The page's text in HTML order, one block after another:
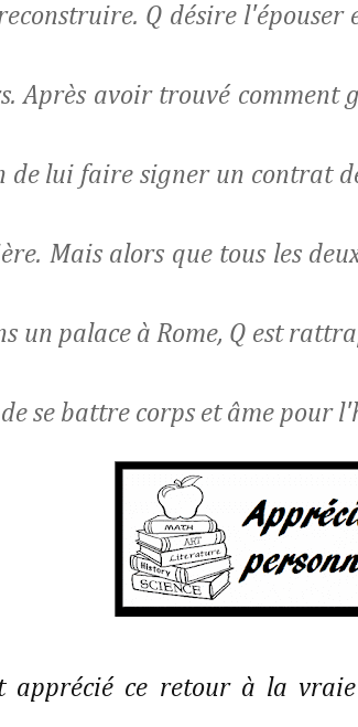
Q désire l'épouser
Après avoir trouvé comment
de lui faire signer un contrat
Mais alors que tous les
un palace à Rome, Q est
de se battre corps et âme pour
apprécié ce retour à la